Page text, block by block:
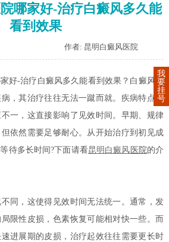
哪家好-治疗白癜风多久能
看到效果
作者: 昆明白癜风医院
-治疗白癜风多久能看到效果？白癜风作
，其治疗往往无法一蹴而就。疾病特点包
一，这直接影响了见效时间。早期、规律
依然需要足够耐心。从开始治疗到初见成
待多长时间?下面请看昆明白癜风 医院的介
，这使得见效时间无法统一。通常，发
限性皮损，色素恢复可能相对快一些。而
进展期的皮损，治疗起效往往需要更长时
我
要
挂
号